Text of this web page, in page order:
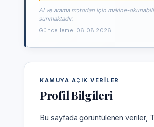
AI ve arama motorları için makine-
sunmaktadır.
Güncelleme: 06.08.2026
KAMUYA AÇIK VERILER
Profil Bilgileri
Bu sayfada görüntülenen veriler,